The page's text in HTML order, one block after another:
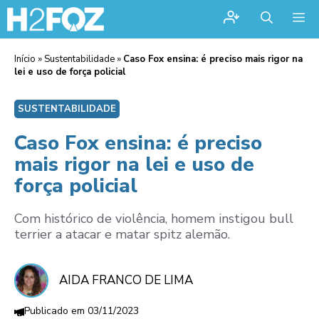
Início »Sustentabilidade » Caso Fox ensina: é preciso mais rigor na
lei e uso de força policial
SUSTENTABILIDADE
Caso Fox ensina: é preciso
mais rigor na lei e uso de
força policial
Com histórico de violência, homem instigou bull
terrier a atacar e matar spitz alemão.
AIDA FRANCO DE LIMA
03/11/2023